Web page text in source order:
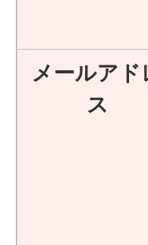
メールアド
ス